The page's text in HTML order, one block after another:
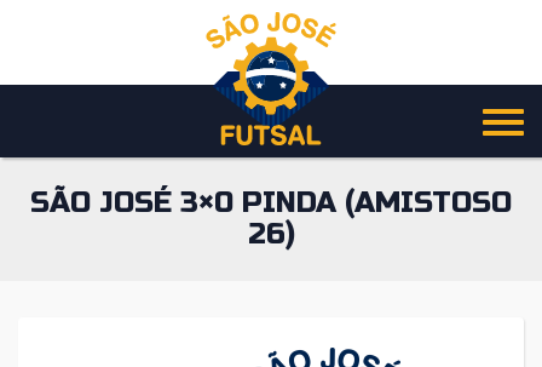
o
SÃO JOSÉ 3×0 PINDA (AMISTOSO
26)